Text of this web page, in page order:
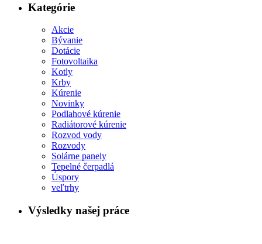
Kategórie
Akcie
Bývanie
Dotácie
Fotovoltaika
Kotly
Krby
Kúrenie
Novinky
Podlahové kúrenie
Radiátorové kúrenie
Rozvod vody
Rozvody
Solárne panely
Tepelné čerpadlá
Úspory
veľtrhy
Výsledky našej práce